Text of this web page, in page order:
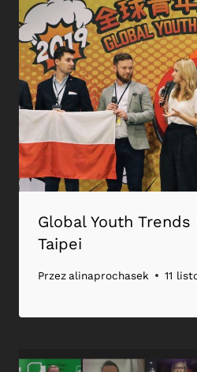
Global Youth
Taipei
Przezalinaprochasek 11